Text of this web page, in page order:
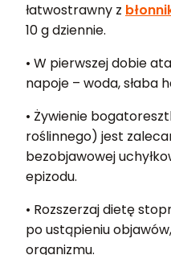
łatwostrawny z
10 g dziennie.
• W pierwszej dobie
napoje – woda, słaba
• Żywienie
roślinnego) jest
bezobjawowej
epizodu.
• Rozszerzaj dietę
po ustąpieniu
organizmu.